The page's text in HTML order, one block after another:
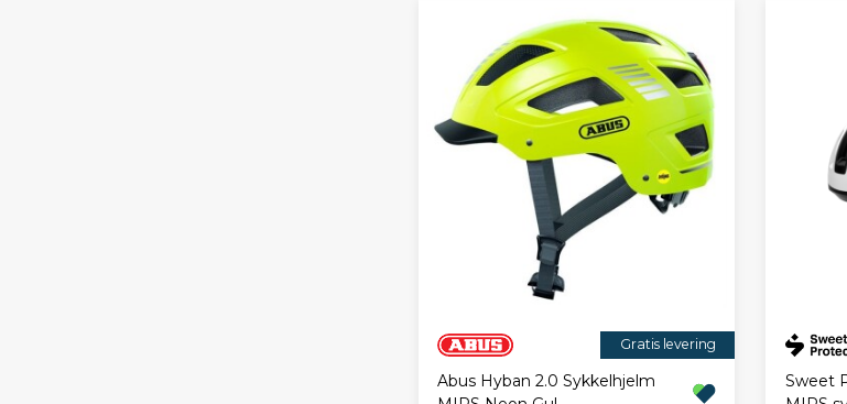
Gratis levering
Abus Hyban 2.0 Sykkelhjelm
Sweet